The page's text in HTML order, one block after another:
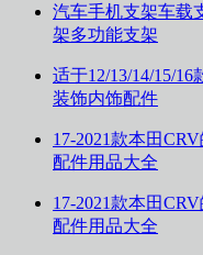
汽车手机支架车载
架多功能支架
适于12/13/14/15/
装饰内饰配件
17-2021款本田
配件用品大全
17-2021款本田
配件用品大全